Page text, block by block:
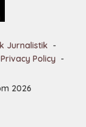
Jurnalistik
Privacy Policy
2026